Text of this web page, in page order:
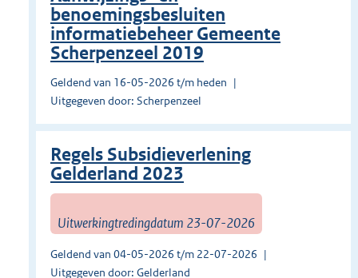
benoemingsbesluiten
informatiebeheer Gemeente
Scherpenzeel 2019
Geldend van 16-05-2026 t/m heden
Uitgegeven door: Scherpenzeel
Regels Subsidieverlening
Gelderland 2023
Uitwerkingtredingdatum 23-07-2026
Geldend van 04-05-2026 t/m 22-07-2026
Uitgegeven door: Gelderland